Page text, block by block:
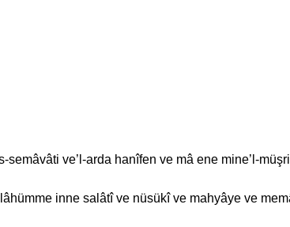
semâvâti ve’l-arda hanîfen ve mâ ene mine’l-
inne salâtî ve nüsükî ve mahyâye ve